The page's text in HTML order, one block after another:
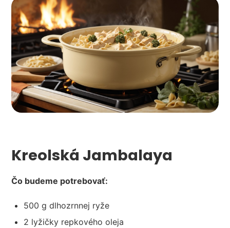
Kreolská Jambalaya
Čo budeme potrebovať:
500 g dlhozrnnej ryže
2 lyžičky repkového oleja